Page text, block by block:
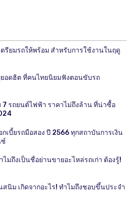
ตรียมรถให้พร้อม สำหรับการใช้งานในฤดู
อดฮิต ที่คนไทยนิยมฟังตอนขับรถ
7 รถยนต์ไฟฟ้า ราคาไม่ถึงล้าน ที่น่าซื้อ
เบี้ยรถมือสอง ปี 2566 ทุกสถาบันการเงิน
ไมถึงเป็นชื่อย่านขายอะไหล่รถเก่า ต้องรู้!
สนิม เกิดจากอะไร! ทำไมถึงชอบขึ้นประจำ